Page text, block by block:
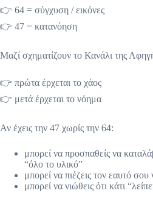
👉 64 = σύγχυση / εικόνες
👉 47 = κατανόηση
Μαζί σχηματίζουν το Κανάλι της
👉 πρώτα έρχεται το χάος
👉 μετά έρχεται το νόημα
Αν έχεις την 47 χωρίς την 64:
μπορεί να προσπαθείς να
“όλο το υλικό”
μπορεί να πιέζεις τον εαυτό σου
μπορεί να νιώθεις ότι κάτι